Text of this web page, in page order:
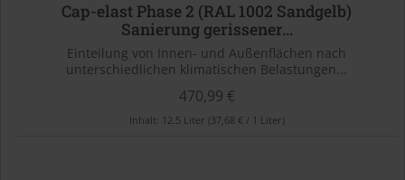
Cap-elast Phase 2 (RAL 1002 Sandgelb)
Sanierung gerissener...
Einteilung von Innen- und Außenflächen nach
unterschiedlichen klimatischen Belastungen...
470,99 €
Inhalt: 12.5 Liter (37,68 € / 1 Liter)